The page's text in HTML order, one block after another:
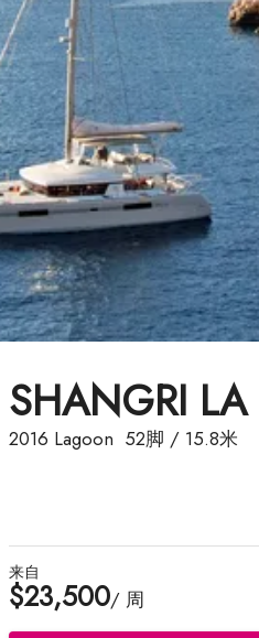
SHANGRI LA
2016 Lagoon 52脚 / 15.8米
来自
$23,500/ 周